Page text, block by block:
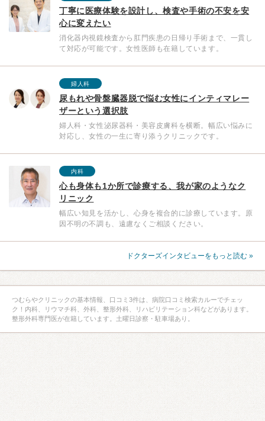
丁寧に医療体験を設計し、検査や手術の不安を安
心に変えたい
消化器内視鏡検査から肛門疾患の日帰り手術まで、一貫し
て対応が可能です。女性医師も在籍しています。
婦人科
尿もれや骨盤臓器脱で悩む女性にインティマレー
ザーという選択肢
婦人科・女性泌尿器科・美容皮膚科を横断。幅広い悩みに
対応し、女性の一生に寄り添うクリニックです。
内科
心も身体も1か所で診療する、我が家のようなク
リニック
幅広い知見を活かし、心身を複合的に診療しています。原
因不明の不調も、遠慮なくご相談ください。
ドクターズインタビューをもっと読む »
つむらやクリニックの基本情報、口コミ3件は、病院口コミ検索カルーでチェッ
ク！内科、リウマチ科、外科、整形外科、リハビリテーション科などがあります。
整形外科専門医が在籍しています。土曜日診察・駐車場あり。